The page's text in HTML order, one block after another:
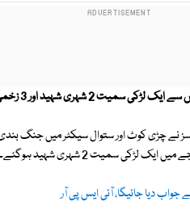
شہری شہید اور 3 زخمی ہوگئے۔
نے چڑی کوٹ اور ستوال سیکٹر میں جنگ
سمیت 2 شہری شہید ہوگئے۔
جواب دیا جائیگا، آئی ایس پی آر